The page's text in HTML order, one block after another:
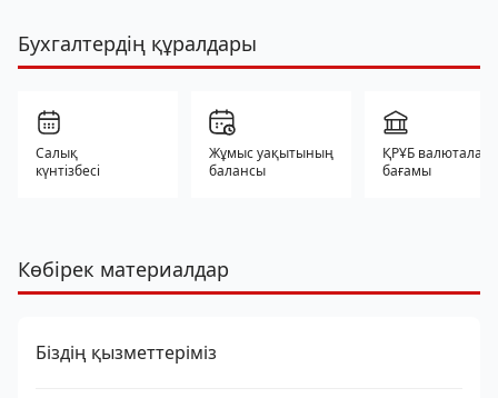
Бухгалтердің құралдары
Салық
күнтізбесі
Жұмыс уақытының
балансы
ҚРҰБ валюталар
бағамы
Көбірек материалдар
Біздің қызметтеріміз